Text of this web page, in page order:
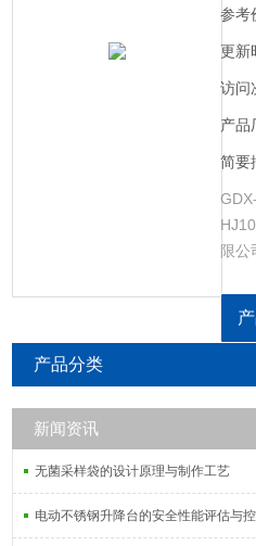
参考
更新
访问
产品
简要
限公
类化
产品分类
新闻资讯
无菌采样袋的设计原理与制作工艺
电动不锈钢升降台的安全性能评估与控